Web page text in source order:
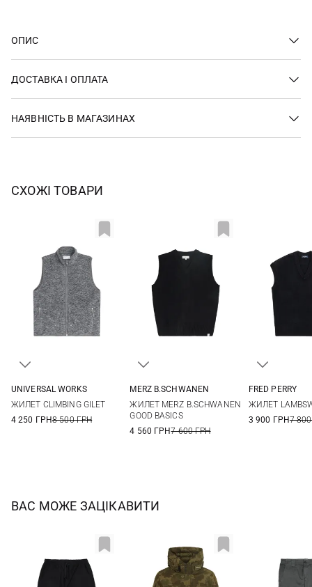
ОПИС
ДОСТАВКА І ОПЛАТА
НАЯВНІСТЬ В МАГАЗИНАХ
СХОЖІ ТОВАРИ
UNIVERSAL WORKS
ЖИЛЕТ CLIMBING GILET
4 250 ГРН8 500 ГРН
MERZ B.SCHWANEN
ЖИЛЕТ MERZ B.SCHWANEN
GOOD BASICS
4 560 ГРН7 600 ГРН
FRED PERRY
ЖИЛЕТ
3 900 ГРН7
ВАС МОЖЕ ЗАЦІКАВИТИ